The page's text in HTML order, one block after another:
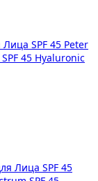
SPF 45 Peter
45 Hyaluronic